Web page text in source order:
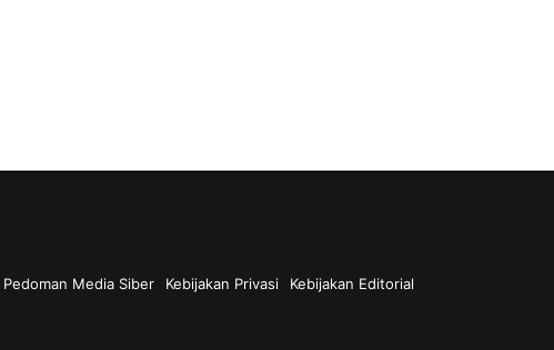
Pedoman Media Siber Kebijakan Privasi
Kebijakan Editorial